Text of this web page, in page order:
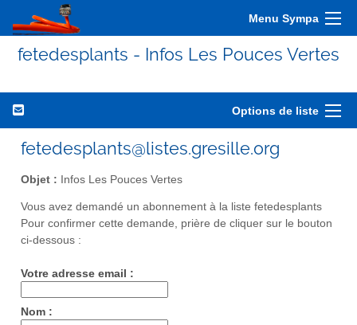
Menu Sympa
fetedesplants - Infos Les Pouces Vertes
Options de liste
fetedesplants@listes.gresille.org
Objet : Infos Les Pouces Vertes
Vous avez demandé un abonnement à la liste fetedesplants
Pour confirmer cette demande, prière de cliquer sur le bouton
ci-dessous :
Votre adresse email :
Nom :